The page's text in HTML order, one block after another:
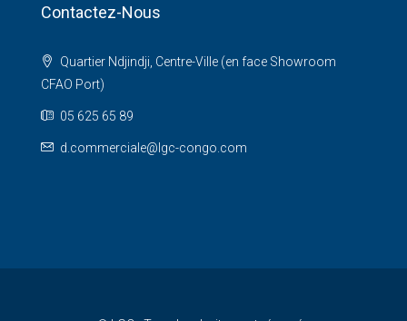
Contactez-Nous
Quartier Ndjindji, Centre-Ville (en face Showroom
CFAO Port)
05 625 65 89
d.commerciale@lgc-congo.com